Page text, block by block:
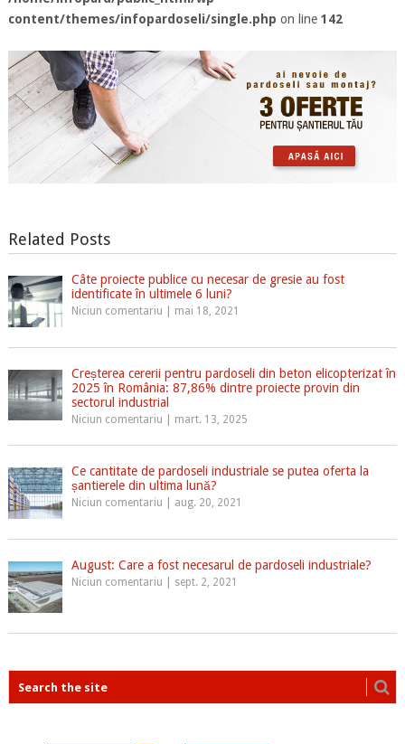
content/themes/infopardoseli/single.php on line 142
Related Posts
Câte proiecte publice cu necesar de gresie au fost
identificate în ultimele 6 luni?
Niciun comentariu mai 18, 2021
Creșterea cererii pentru pardoseli din beton elicopterizat în
2025 în România: 87,86% dintre proiecte provin din
sectorul industrial
Niciun comentariu mart. 13, 2025
Ce cantitate de pardoseli industriale se putea oferta la
șantierele din ultima lună?
Niciun comentariu aug. 20, 2021
August: Care a fost necesarul de pardoseli industriale?
Niciun comentariu sept. 2, 2021